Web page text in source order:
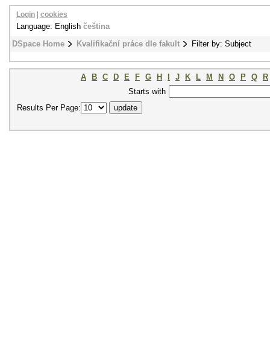
DSpace Home Kvalifikační práce dle fakult Filter by: Subject
Login cookies
Language: English čeština
A B C D E F G H J K L M N O P Q
R
Starts with
Results Per Page: